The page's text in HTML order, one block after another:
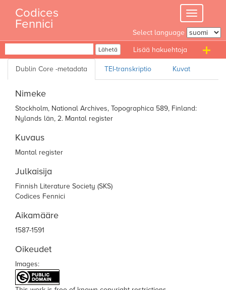
content
Toggle
navigation
Codices
Fennici
Select language
Lähetä
Nimeke
Stockholm, National Archives, Topographica 589, Finland:
Nylands län, 2. Mantal register
Kuvaus
Mantal register
Julkaisija
Finnish Literature Society (SKS)
Codices Fennici
Aikamääre
1587-1591
Oikeudet
Images: